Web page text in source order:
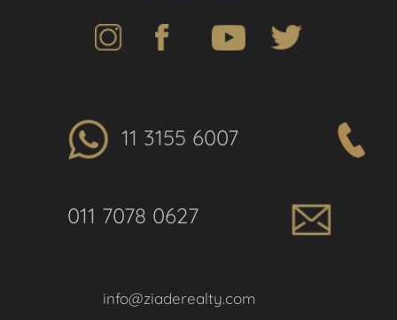
11 3155 6007
011 7078 0627
info@ziaderealty.com